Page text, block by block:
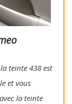
teinte 438 est
et vous
la teinte